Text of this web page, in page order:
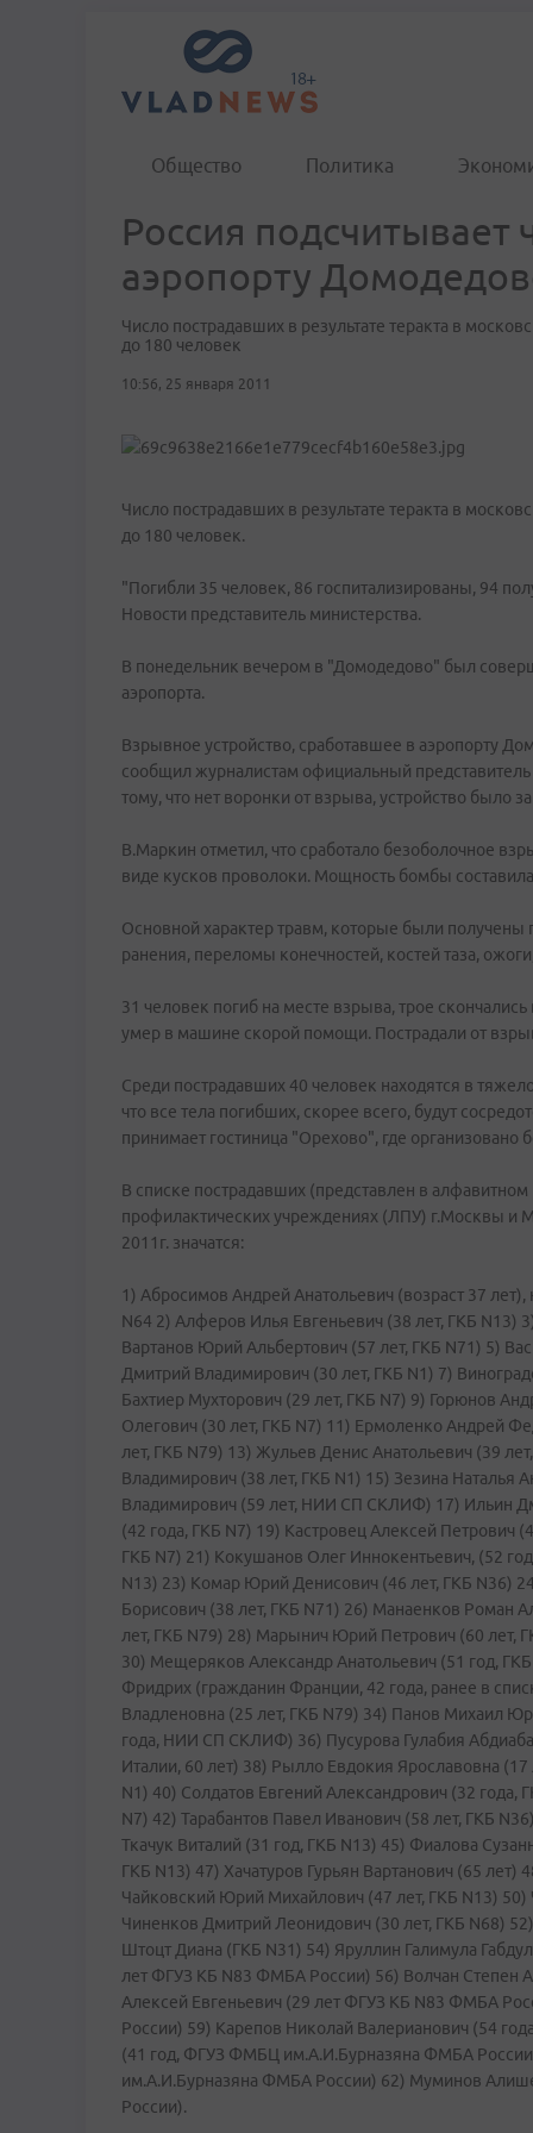
Общество Политика
Россия подсчитывает
аэропорту
Число пострадавших в результате теракта в
до 180 человек
10:56, 25 января 2011
Число пострадавших в результате теракта в
до 180 человек.
"Погибли 35 человек, 86 госпитализированы, 94
Новости представитель министерства.
В понедельник вечером в "Домодедово" был
аэропорта.
Взрывное устройство, сработавшее в аэропорту
сообщил журналистам официальный
тому, что нет воронки от взрыва, устройство было
В.Маркин отметил, что сработало безоболочное
виде кусков проволоки. Мощность бомбы
Основной характер травм, которые были
ранения, переломы конечностей, костей таза,
31 человек погиб на месте взрыва, трое
умер в машине скорой помощи. Пострадали от
Среди пострадавших 40 человек находятся в
что все тела погибших, скорее всего, будут
принимает гостиница "Орехово", где
В списке пострадавших (представлен в
профилактических учреждениях (ЛПУ) г.Москвы и
2011г. значатся:
1) Абросимов Андрей Анатольевич (возраст 37
N64 2) Алферов Илья Евгеньевич (38 лет, ГКБ N13)
Вартанов Юрий Альбертович (57 лет, ГКБ N71) 5)
Дмитрий Владимирович (30 лет, ГКБ N1) 7)
Бахтиер Мухторович (29 лет, ГКБ N7) 9) Горюнов
Олегович (30 лет, ГКБ N7) 11) Ермоленко Андрей
лет, ГКБ N79) 13) Жульев Денис Анатольевич (39
Владимирович (38 лет, ГКБ N1) 15) Зезина Наталья
Владимирович (59 лет, НИИ СП СКЛИФ) 17) Ильин
(42 года, ГКБ N7) 19) Кастровец Алексей Петрович
ГКБ N7) 21) Кокушанов Олег Иннокентьевич, (52
N13) 23) Комар Юрий Денисович (46 лет, ГКБ N36)
Борисович (38 лет, ГКБ N71) 26) Манаенков Роман
лет, ГКБ N79) 28) Марынич Юрий Петрович (60 лет,
30) Мещеряков Александр Анатольевич (51 год,
Фридрих (гражданин Франции, 42 года, ранее в
Владленовна (25 лет, ГКБ N79) 34) Панов Михаил
года, НИИ СП СКЛИФ) 36) Пусурова Гулабия
Италии, 60 лет) 38) Рылло Евдокия Ярославовна
N1) 40) Солдатов Евгений Александрович (32 года,
N7) 42) Тарабантов Павел Иванович (58 лет, ГКБ
Ткачук Виталий (31 год, ГКБ N13) 45) Фиалова
ГКБ N13) 47) Хачатуров Гурьян Вартанович (65
Чайковский Юрий Михайлович (47 лет, ГКБ N13)
Чиненков Дмитрий Леонидович (30 лет, ГКБ N68)
Штоцт Диана (ГКБ N31) 54) Яруллин Галимула
лет ФГУЗ КБ N83 ФМБА России) 56) Волчан Степен
Алексей Евгеньевич (29 лет ФГУЗ КБ N83 ФМБА
России) 59) Карепов Николай Валерианович (54
(41 год, ФГУЗ ФМБЦ им.А.И.Бурназяна ФМБА
им.А.И.Бурназяна ФМБА России) 62) Муминов
России).